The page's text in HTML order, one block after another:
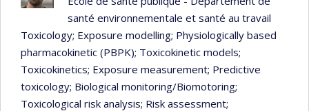
santé environnementale et santé au travail
Toxicology; Exposure modelling; Physiologically based
pharmacokinetic (PBPK); Toxicokinetic models;
Toxicokinetics; Exposure measurement; Predictive
toxicology; Biological monitoring/Biomotoring;
Toxicological risk analysis; Risk assessment;